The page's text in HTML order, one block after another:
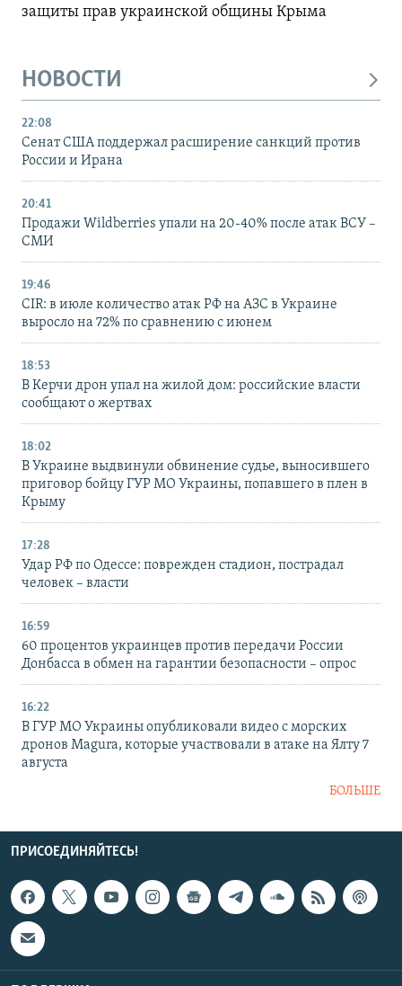
защиты прав украинской общины Крыма
НОВОСТИ
22:08
Сенат США поддержал расширение санкций против
России и Ирана
20:41
Продажи Wildberries упали на 20-40% после атак ВСУ –
СМИ
19:46
CIR: в июле количество атак РФ на АЗС в Украине
выросло на 72% по сравнению с июнем
18:53
В Керчи дрон упал на жилой дом: российские власти
сообщают о жертвах
18:02
В Украине выдвинули обвинение судье, выносившего
приговор бойцу ГУР МО Украины, попавшего в плен в
Крыму
17:28
Удар РФ по Одессе: поврежден стадион, пострадал
человек – власти
16:59
60 процентов украинцев против передачи России
Донбасса в обмен на гарантии безопасности – опрос
16:22
В ГУР МО Украины опубликовали видео с морских
дронов Magura, которые участвовали в атаке на Ялту 7
августа
БОЛЬШЕ
ПРИСОЕДИНЯЙТЕСЬ!